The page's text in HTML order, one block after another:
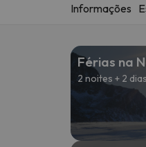
Bem,
Informações
Férias na
2 noites + 2